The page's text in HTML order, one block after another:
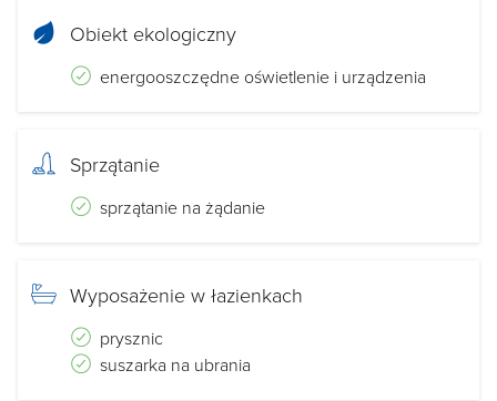
Obiekt ekologiczny
energooszczędne oświetlenie i urządzenia
Sprzątanie
sprzątanie na żądanie
Wyposażenie w łazienkach
prysznic
suszarka na ubrania